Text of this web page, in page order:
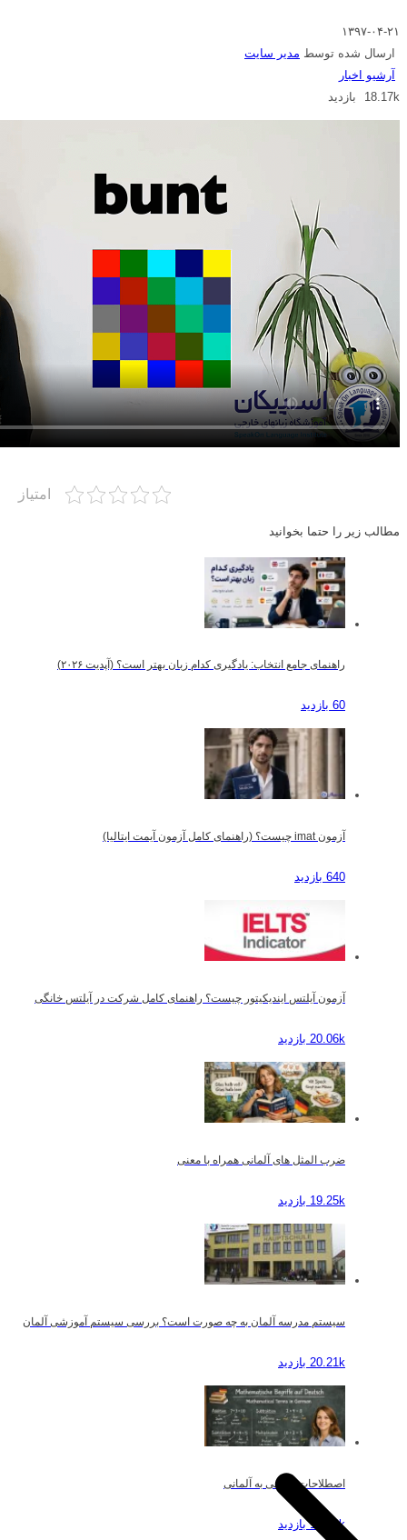
۱۳۹۷-۰۴-۲۱
ارسال شده توسط مدیر سایت
آرشیو اخبار
18.17k بازدید
امتیاز
مطالب زیر را حتما بخوانید
راهنمای جامع انتخاب: یادگیری کدام زبان بهتر است؟ (آپدیت ۲۰۲۶)
60 بازدید
آزمون imat چیست؟ (راهنمای کامل آزمون آیمت ایتالیا)
640 بازدید
آزمون آیلتس ایندیکیتور چیست؟ راهنمای کامل شرکت در آیلتس خانگی
20.06k بازدید
ضرب المثل های آلمانی همراه با معنی
19.25k بازدید
سیستم مدرسه آلمان به چه صورت است؟ بررسی سیستم آموزشی آلمان
20.21k بازدید
اصطلاحات ریاضی به آلمانی
19.49k بازدید